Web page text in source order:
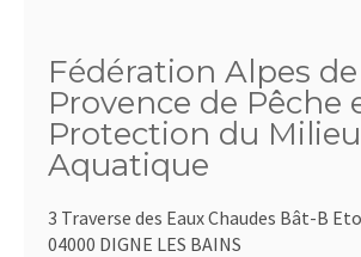
Fédération Alpes
Provence de Pêche
Protection du Milieu
Aquatique
3 Traverse des Eaux Chaudes Bât-B
04000 DIGNE LES BAINS